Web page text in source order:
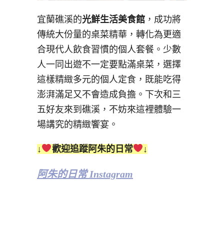
宜蘭礁溪的光鮮生活美食館 ，成功將
傳統大份量的桌菜精華，轉化為更適
合現代人飲食習慣的個人套餐。少數
人一同出遊不一定要點滿桌菜，選擇
這樣精緻多元的個人定食，既能吃得
澎湃滿足又不會造成負擔。下次和三
五好友來到礁溪，不妨來這裡體驗一
場講究的精緻饗宴。
↓ 歡迎追蹤阿朱的日常 ↓
阿朱的日常 Instagram